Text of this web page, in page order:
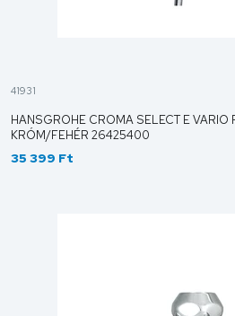
41931
HANSGROHE CROMA SELECT E VARIO
KRÓM/FEHÉR 26425400
35 399 Ft